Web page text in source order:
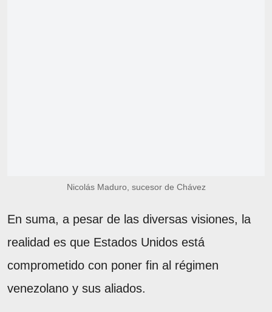
Nicolás Maduro, sucesor de Chávez
En suma, a pesar de las diversas visiones, la
realidad es que Estados Unidos está
comprometido con poner fin al régimen
venezolano y sus aliados.